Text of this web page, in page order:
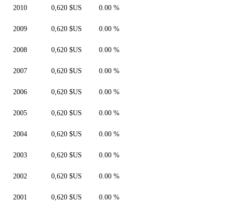
2010 0,620 $US 0.00 %
2009 0,620 $US 0.00 %
2008 0,620 $US 0.00 %
2007 0,620 $US 0.00 %
2006 0,620 $US 0.00 %
2005 0,620 $US 0.00 %
2004 0,620 $US 0.00 %
2003 0,620 $US 0.00 %
2002 0,620 $US 0.00 %
2001 0,620 $US 0.00 %